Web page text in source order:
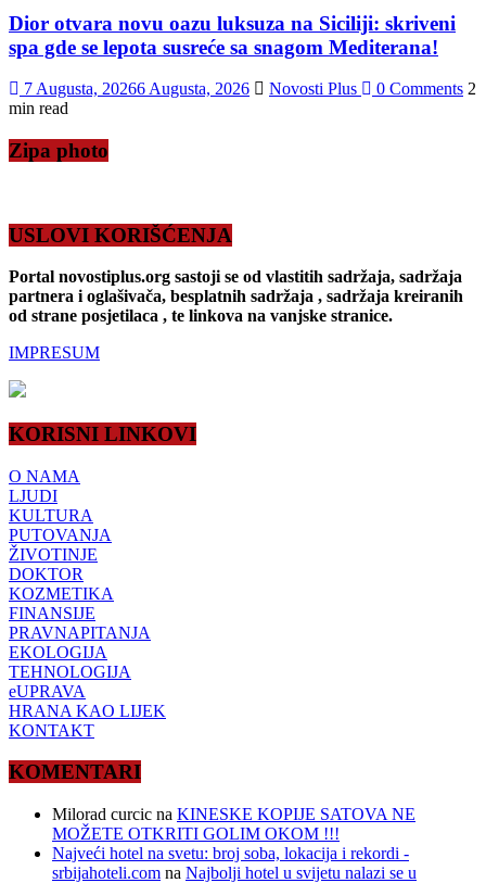
Dior otvara novu oazu luksuza na Siciliji: skriveni
spa gde se lepota susreće sa snagom Mediterana!
7 Augusta, 20266 Augusta, 2026 Novosti Plus 0 Comments 2
min read
Zipa photo
USLOVI KORIŠĆENJA
Portal novostiplus.org sastoji se od vlastitih sadržaja, sadržaja
partnera i oglašivača, besplatnih sadržaja , sadržaja kreiranih
od strane posjetilaca , te linkova na vanjske stranice.
IMPRESUM
KORISNI LINKOVI
O NAMA
LJUDI
KULTURA
PUTOVANJA
ŽIVOTINJE
DOKTOR
KOZMETIKA
FINANSIJE
PRAVNAPITANJA
EKOLOGIJA
TEHNOLOGIJA
eUPRAVA
HRANA KAO LIJEK
KONTAKT
KOMENTARI
Milorad curcic na KINESKE KOPIJE SATOVA NE
MOŽETE OTKRITI GOLIM OKOM !!!
Najveći hotel na svetu: broj soba, lokacija i rekordi -
srbijahoteli.com na Najbolji hotel u svijetu nalazi se u